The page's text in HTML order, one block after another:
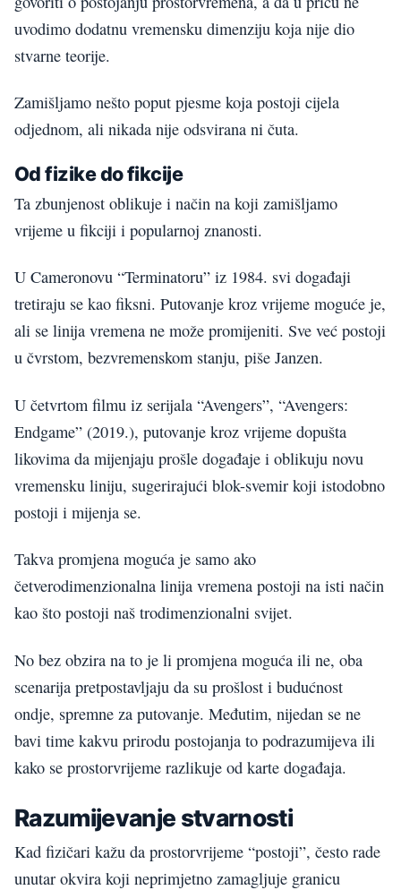
uvodimo dodatnu vremensku dimenziju koja nije dio
stvarne teorije.
Zamišljamo nešto poput pjesme koja postoji cijela
odjednom, ali nikada nije odsvirana ni čuta.
Od fizike do fikcije
Ta zbunjenost oblikuje i način na koji zamišljamo
vrijeme u fikciji i popularnoj znanosti.
U Cameronovu “Terminatoru” iz 1984. svi događaji
tretiraju se kao fiksni. Putovanje kroz vrijeme moguće je,
ali se linija vremena ne može promijeniti. Sve već postoji
u čvrstom, bezvremenskom stanju, piše Janzen.
U četvrtom filmu iz serijala “Avengers”, “Avengers:
Endgame” (2019.), putovanje kroz vrijeme dopušta
likovima da mijenjaju prošle događaje i oblikuju novu
vremensku liniju, sugerirajući blok-svemir koji istodobno
postoji i mijenja se.
Takva promjena moguća je samo ako
četverodimenzionalna linija vremena postoji na isti način
kao što postoji naš trodimenzionalni svijet.
No bez obzira na to je li promjena moguća ili ne, oba
scenarija pretpostavljaju da su prošlost i budućnost
ondje, spremne za putovanje. Međutim, nijedan se ne
bavi time kakvu prirodu postojanja to podrazumijeva ili
kako se prostorvrijeme razlikuje od karte događaja.
Razumijevanje stvarnosti
Kad fizičari kažu da prostorvrijeme “postoji”, često rade
unutar okvira koji neprimjetno zamagljuje granicu